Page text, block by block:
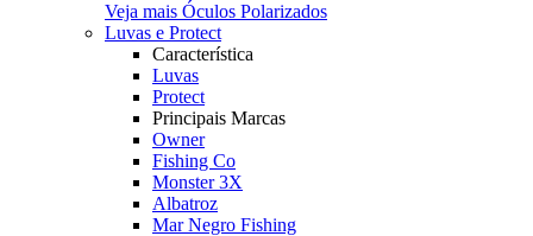
Veja mais Óculos Polarizados
Luvas e Protect
Característica
Luvas
Protect
Principais Marcas
Owner
Fishing Co
Monster 3X
Albatroz
Mar Negro Fishing